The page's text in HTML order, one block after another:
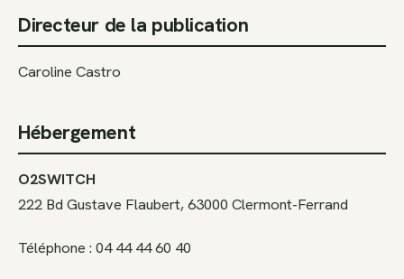
Directeur de la publication
Caroline Castro
Hébergement
O2SWITCH
222 Bd Gustave Flaubert, 63000 Clermont-Ferrand
Téléphone : 04 44 44 60 40